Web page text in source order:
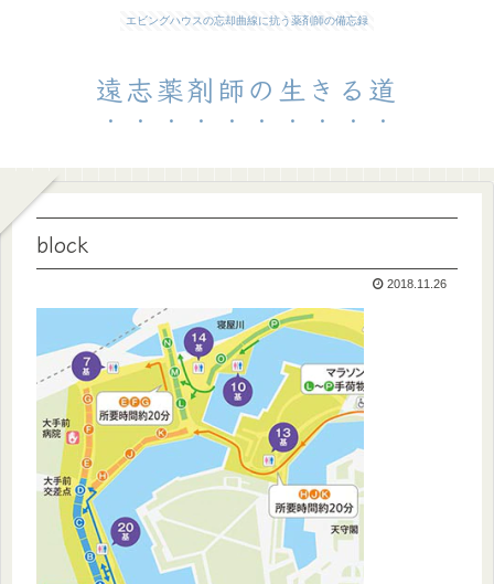
エビングハウスの忘却曲線に抗う薬剤師の備忘録
遠志薬剤師の生きる道
block
2018.11.26